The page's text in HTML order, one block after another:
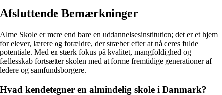
Afsluttende Bemærkninger
Alme Skole er mere end bare en uddannelsesinstitution; det er et hjem
for elever, lærere og forældre, der stræber efter at nå deres fulde
potentiale. Med en stærk fokus på kvalitet, mangfoldighed og
fællesskab fortsætter skolen med at forme fremtidige generationer af
ledere og samfundsborgere.
Hvad kendetegner en almindelig skole i Danmark?